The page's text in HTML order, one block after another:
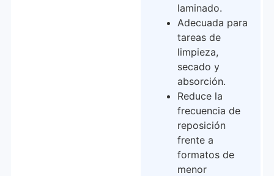
laminado.
Adecuada para
tareas de
limpieza,
secado y
absorción.
Reduce la
frecuencia de
reposición
frente a
formatos de
menor